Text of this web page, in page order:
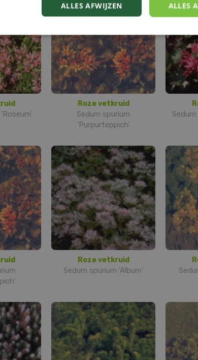
Roze vetkruid
Sedum spurium
'Purpurteppich'
Roze vetkruid
Sedum spurium 'Album'
ALLES
ALLES AFWIJZEN